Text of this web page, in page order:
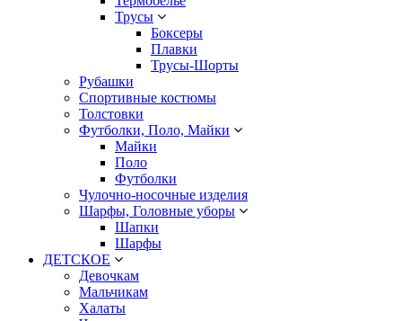
Трусы
Боксеры
Плавки
Трусы-Шорты
Рубашки
Спортивные костюмы
Толстовки
Футболки, Поло, Майки
Майки
Поло
Футболки
Чулочно-носочные изделия
Шарфы, Головные уборы
Шапки
Шарфы
ДЕТСКОЕ
Девочкам
Мальчикам
Халаты